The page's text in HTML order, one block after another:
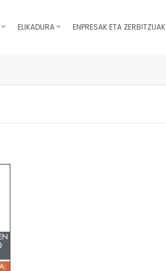
ELIKADURA ENPRESAK ETA ZERBITZUAK